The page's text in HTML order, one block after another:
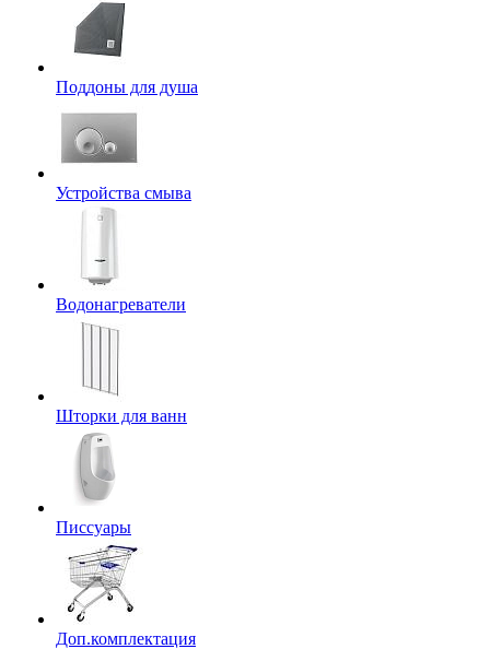
Поддоны для душа
Устройства смыва
Водонагреватели
Шторки для ванн
Писсуары
Доп.комплектация